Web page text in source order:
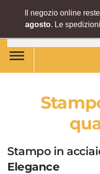
Skip to main content
Stampo in
Elegance
Il negozio online
agosto. Le